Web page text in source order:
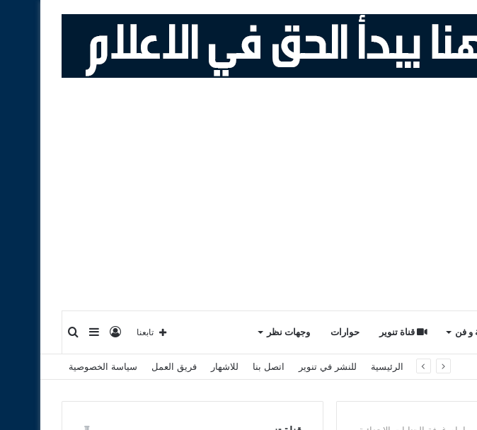
و فن قناة تنوير حوارات وجهات نظر إضافة
عمود
تسجيل
الدخول
تابعنا
الرئيسية للنشر في تنوير اتصل بنا للاشهار فريق العمل سياسة الخصوصية